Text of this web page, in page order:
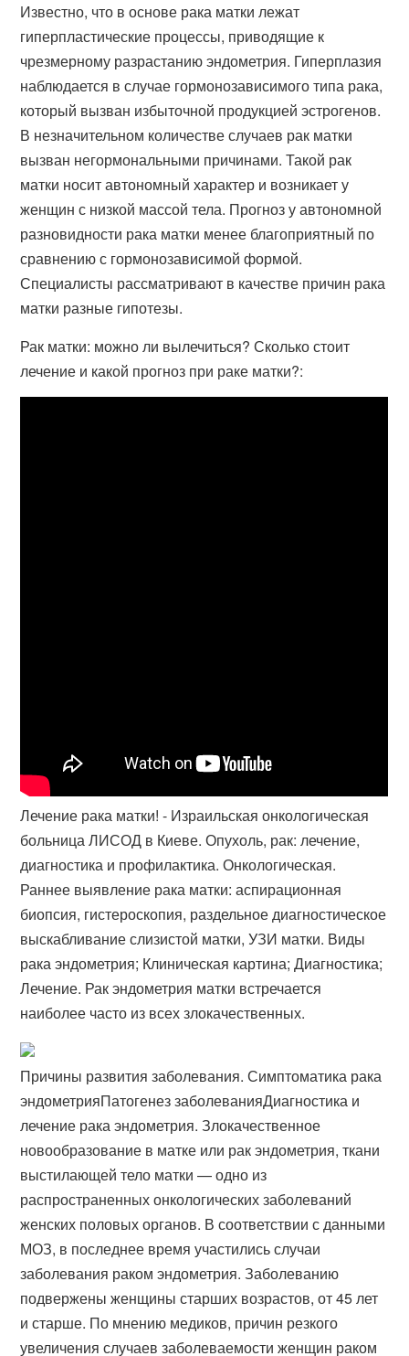
Известно, что в основе рака матки лежат
гиперпластические процессы, приводящие к
чрезмерному разрастанию эндометрия. Гиперплазия
наблюдается в случае гормонозависимого типа рака,
который вызван избыточной продукцией эстрогенов.
В незначительном количестве случаев рак матки
вызван негормональными причинами. Такой рак
матки носит автономный характер и возникает у
женщин с низкой массой тела. Прогноз у автономной
разновидности рака матки менее благоприятный по
сравнению с гормонозависимой формой.
Специалисты рассматривают в качестве причин рака
матки разные гипотезы.
Рак матки: можно ли вылечиться? Сколько стоит
лечение и какой прогноз при раке матки?:
Лечение рака матки! - Израильская онкологическая
больница ЛИСОД в Киеве. Опухоль, рак: лечение,
диагностика и профилактика. Онкологическая​.
Раннее выявление рака матки: аспирационная
биопсия, гистероскопия, раздельное диагностическое
выскабливание слизистой матки, УЗИ матки. Виды
рака эндометрия; Клиническая картина; Диагностика;
Лечение. Рак эндометрия матки встречается
наиболее часто из всех злокачественных.
Причины развития заболевания. Симптоматика рака
эндометрияПатогенез заболеванияДиагностика и
лечение рака эндометрия. Злокачественное
новообразование в матке или рак эндометрия, ткани
выстилающей тело матки — одно из
распространенных онкологических заболеваний
женских половых органов. В соответствии с данными
МОЗ, в последнее время участились случаи
заболевания раком эндометрия. Заболеванию
подвержены женщины старших возрастов, от 45 лет
и старше. По мнению медиков, причин резкого
увеличения случаев заболеваемости женщин раком